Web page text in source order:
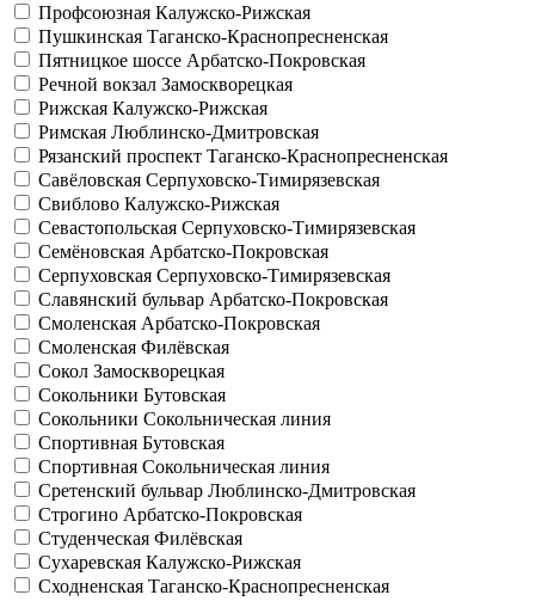
Профсоюзная Калужско-Рижская
Пушкинская Таганско-Краснопресненская
Пятницкое шоссе Арбатско-Покровская
Речной вокзал Замоскворецкая
Рижская Калужско-Рижская
Римская Люблинско-Дмитровская
Рязанский проспект Таганско-Краснопресненская
Савёловская Серпуховско-Тимирязевская
Свиблово Калужско-Рижская
Севастопольская Серпуховско-Тимирязевская
Семёновская Арбатско-Покровская
Серпуховская Серпуховско-Тимирязевская
Славянский бульвар Арбатско-Покровская
Смоленская Арбатско-Покровская
Смоленская Филёвская
Сокол Замоскворецкая
Сокольники Бутовская
Сокольники Сокольническая линия
Спортивная Бутовская
Спортивная Сокольническая линия
Сретенский бульвар Люблинско-Дмитровская
Строгино Арбатско-Покровская
Студенческая Филёвская
Сухаревская Калужско-Рижская
Сходненская Таганско-Краснопресненская